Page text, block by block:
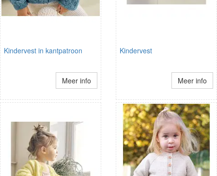
Kindervest in kantpatroon
Meer info
Kindervest
Meer info